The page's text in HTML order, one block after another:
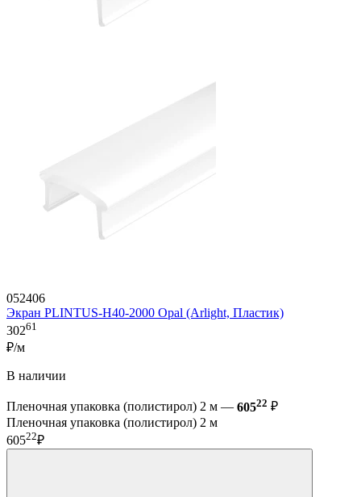
052406
Экран PLINTUS-H40-2000 Opal (Arlight, Пластик)
30261
₽/м
В наличии
Пленочная упаковка (полистирол) 2 м — 60522 ₽
Пленочная упаковка (полистирол) 2 м
60522₽